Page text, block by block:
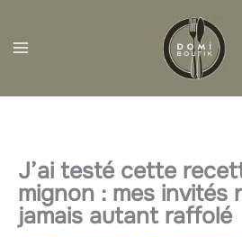
J’ai testé cette
mignon : mes invités
jamais autant raffolé